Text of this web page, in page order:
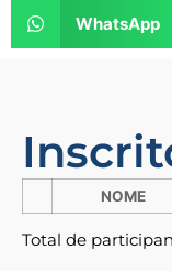
WhatsApp
NOME
Total de